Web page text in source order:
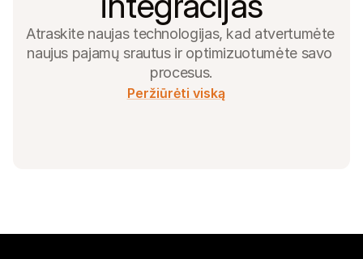
Atraskite naujas technologijas, kad atvertumėte
naujus pajamų srautus ir optimizuotumėte savo
procesus.
Peržiūrėti viską